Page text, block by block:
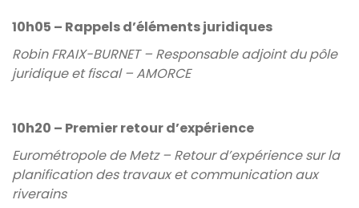
10h05 – Rappels d’éléments juridiques
Robin FRAIX-BURNET – Responsable adjoint du pôle
juridique et fiscal – AMORCE
10h20 – Premier retour d’expérience
Eurométropole de Metz – Retour d’expérience sur la
planification des travaux et communication aux
riverains